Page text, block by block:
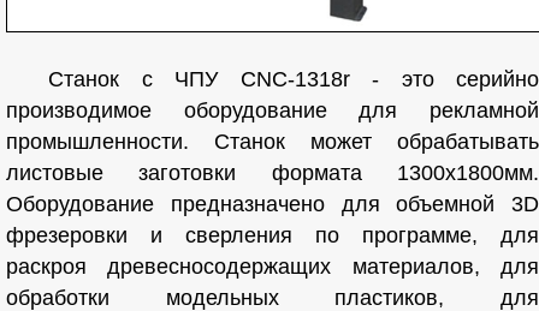
Станок с ЧПУ CNC-1318r - это серийно
производимое оборудование для рекламной
промышленности. Станок может обрабатывать
листовые заготовки формата 1300х1800мм.
Оборудование предназначено для объемной 3D
фрезеровки и сверления по программе, для
раскроя древесносодержащих материалов, для
обработки модельных пластиков, для